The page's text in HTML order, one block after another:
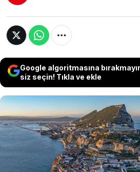
Google algoritmasına
siz seçin! Tıkla ve ekle
İspanya Maliye
yana "vergi cenneti"
Cebelitarık’ı "iş